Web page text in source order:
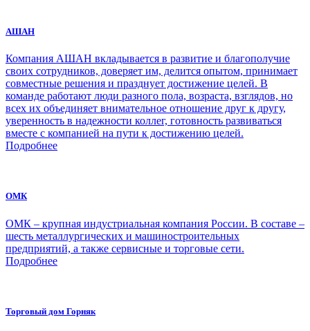
АШАН
Компания АШАН вкладывается в развитие и благополучие
своих сотрудников, доверяет им, делится опытом, принимает
совместные решения и празднует достижение целей. В
команде работают люди разного пола, возраста, взглядов, но
всех их объединяет внимательное отношение друг к другу,
уверенность в надежности коллег, готовность развиваться
вместе с компанией на пути к достижению целей.
Подробнее
ОМК
ОМК – крупная индустриальная компания России. В составе –
шесть металлургических и машиностроительных
предприятий, а также сервисные и торговые сети.
Подробнее
Торговый дом Горняк